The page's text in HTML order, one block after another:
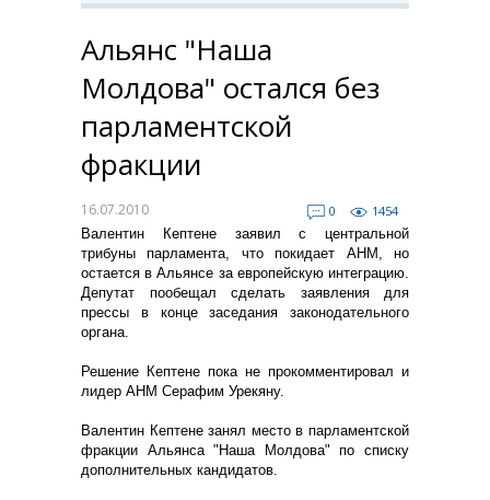
Альянс "Наша
Молдова" остался без
парламентской
фракции
16.07.2010 0
1454
Валентин Кептене заявил с центральной
трибуны парламента, что покидает АНМ, но
остается в Альянсе за европейскую интеграцию.
Депутат пообещал сделать заявления для
прессы в конце заседания законодательного
органа.
Решение Кептене пока не прокомментировал и
лидер АНМ Серафим Урекяну.
Валентин Кептене занял место в парламентской
фракции Альянса "Наша Молдова" по списку
дополнительных кандидатов.